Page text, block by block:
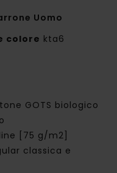
Uomo
colore kta6
GOTS biologico
[75 g/m2]
classica e